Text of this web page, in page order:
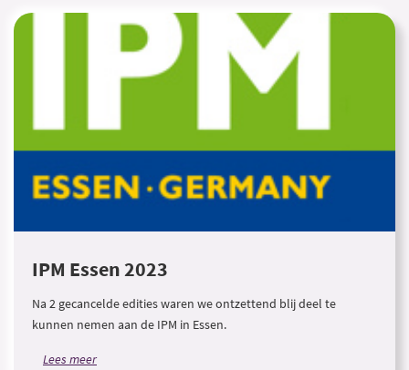
IPM Essen 2023
Na 2 gecancelde edities waren we ontzettend blij deel te
kunnen nemen aan de IPM in Essen.
Lees meer